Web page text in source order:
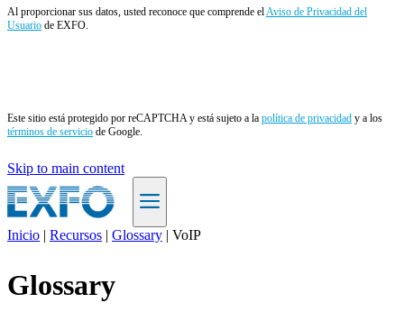
Al proporcionar sus datos, usted reconoce que comprende elAviso de Privacidad del
Usuario de EXFO.
Este sitio está protegido por reCAPTCHA y está sujeto a la política de privacidad y a los
términos de servicio de Google.
Skip to main content
Productos
Inicio | Recursos | Glossary | VoIP
Glossary